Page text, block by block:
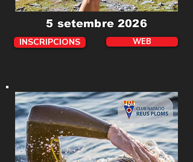
5 setembre 2026
INSCRIPCIONS WEB